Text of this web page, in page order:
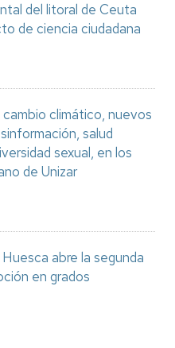
del litoral de Ceuta
de ciencia ciudadana
climático, nuevos
salud
sexual, en los
de Unizar
abre la segunda
en grados